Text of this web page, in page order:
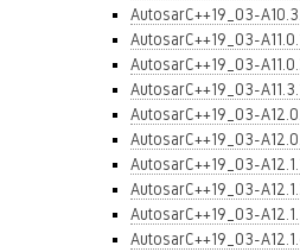
AutosarC++19_03-
AutosarC++19_03-
AutosarC++19_03-
AutosarC++19_03-
AutosarC++19_03-
AutosarC++19_03-
AutosarC++19_03-
AutosarC++19_03-
AutosarC++19_03-
AutosarC++19_03-